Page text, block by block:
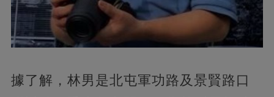
據了解，林男是北屯軍功路及景賢路口